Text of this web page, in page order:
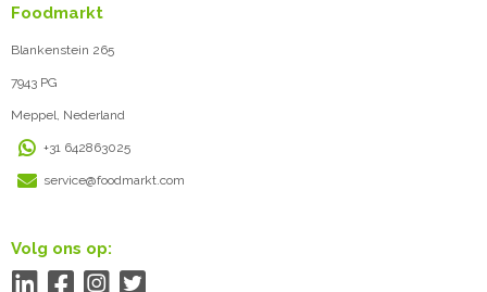
Foodmarkt
Blankenstein 265
7943 PG
Meppel, Nederland
+31 642863025
service@foodmarkt.com
Volg ons op: